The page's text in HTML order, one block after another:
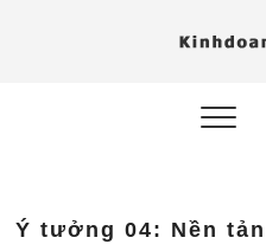
Ý tưởng 04: Nền